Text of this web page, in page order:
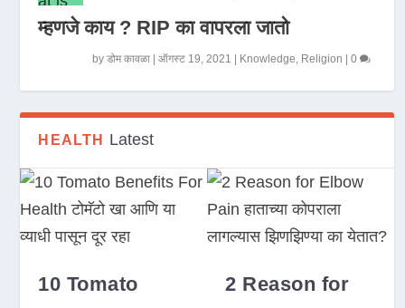
म्हणजे काय ? RIP का वापरला जातो
byडोम कावळा |ऑगस्ट 19, 2021 Knowledge, Religion |0
HEALTH Latest
10 Tomato 2 Reason for